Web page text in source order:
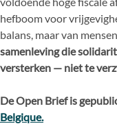
hefboom voor
balans, maar van
samenleving die
versterken — niet te
De Open Brief is
Belgique.